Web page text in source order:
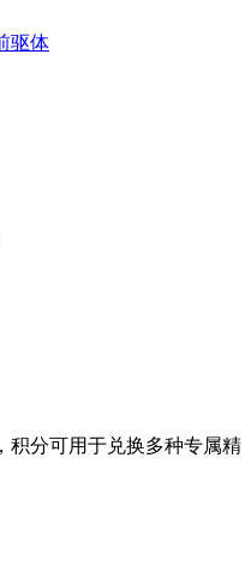
驱体
积分可用于兑换多种专属精